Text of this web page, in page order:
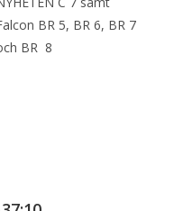
BR 5, BR 6, BR 7
BR 8